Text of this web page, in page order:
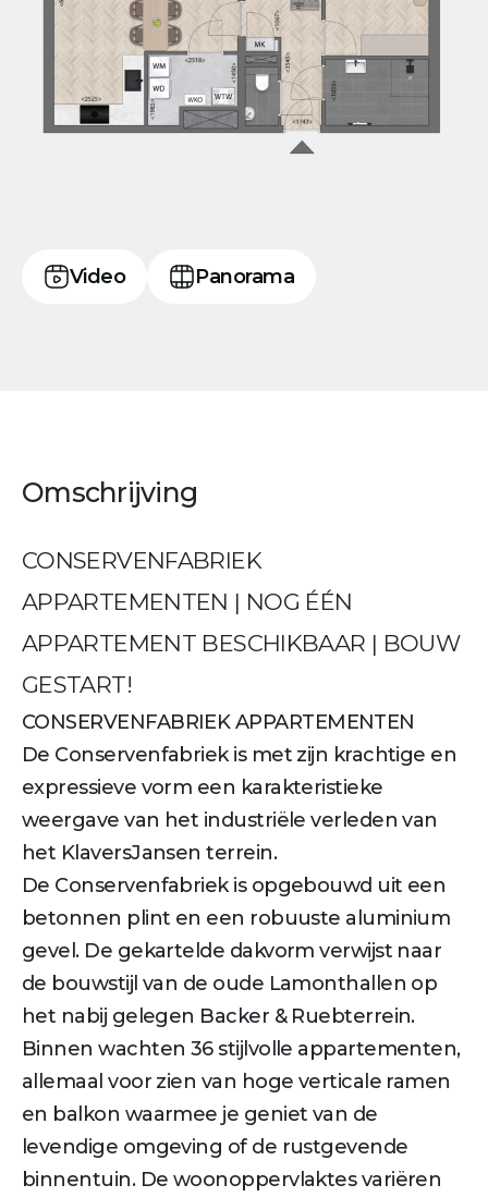
Video Panorama
Omschrijving
CONSERVENFABRIEK
APPARTEMENTEN | NOG ÉÉN
APPARTEMENT BESCHIKBAAR | BOUW
GESTART!
CONSERVENFABRIEK APPARTEMENTEN
De Conservenfabriek is met zijn krachtige en
expressieve vorm een karakteristieke
weergave van het industriële verleden van
het KlaversJansen terrein.
De Conservenfabriek is opgebouwd uit een
betonnen plint en een robuuste aluminium
gevel. De gekartelde dakvorm verwijst naar
de bouwstijl van de oude Lamonthallen op
het nabij gelegen Backer & Rueb­terrein.
Binnen wachten 36 stijlvolle appartementen,
allemaal voor zien van hoge verticale ramen
en balkon waarmee je geniet van de
levendige omgeving of de rustgevende
binnentuin. De woonoppervlaktes variëren